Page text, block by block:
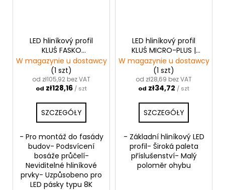
LED hliníkový profil
KLUŚ FASKO
|neanodizovaný
W magazynie u dostawcy
(1 szt)
od zł105,92 bez VAT
od zł128,16 / szt
SZCZEGÓŁY
- Pro montáž do fasády
budov- Podsvícení
bosáže průčelí-
Neviditelné hliníkové
prvky- Uzpůsobeno pro
LED pásky typu 8K
LED hliníkový profil
KLUŚ MICRO-PLUS |
černá anoda
W magazynie u dostawcy
(1 szt)
od zł28,69 bez VAT
od zł34,72 / szt
SZCZEGÓŁY
- Základní hliníkový LED
profil- Široká paleta
příslušenství- Malý
poloměr ohybu